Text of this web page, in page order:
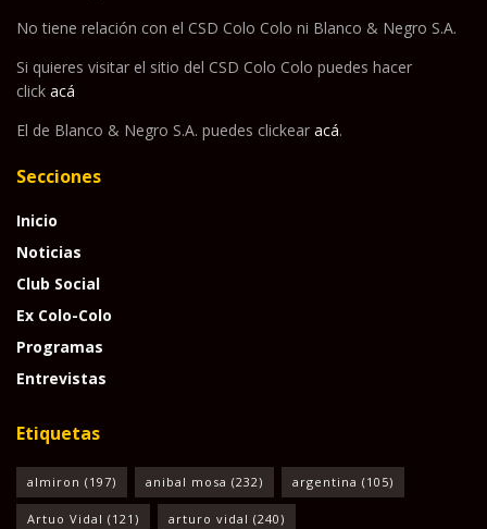
No tiene relación con el CSD Colo Colo ni Blanco & Negro S.A.
Si quieres visitar el sitio del CSD Colo Colo puedes hacer
click acá
El de Blanco & Negro S.A. puedes clickear acá.
Secciones
Inicio
Noticias
Club Social
Ex Colo-Colo
Programas
Entrevistas
Etiquetas
almiron (197) anibal mosa (232) argentina (105)
Artuo Vidal (121) arturo vidal (240)